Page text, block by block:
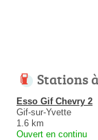
Stations
Esso Gif Chevry 2
Gif-sur-Yvette
1.6 km
Ouvert en continu